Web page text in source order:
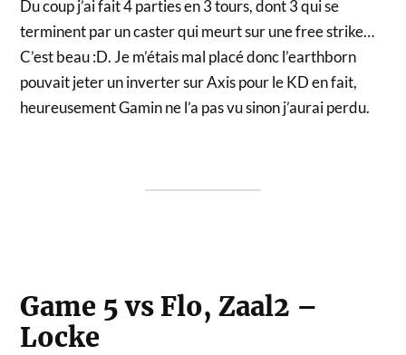
Du coup j’ai fait 4 parties en 3 tours, dont 3 qui se
terminent par un caster qui meurt sur une free strike…
C’est beau :D. Je m’étais mal placé donc l’earthborn
pouvait jeter un inverter sur Axis pour le KD en fait,
heureusement Gamin ne l’a pas vu sinon j’aurai perdu.
Game 5 vs Flo, Zaal2 –
Locke